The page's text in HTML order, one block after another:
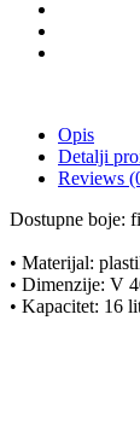
Opis
Detalji
Reviews
Dostupne boje:
• Materijal:
• Dimenzije: V
• Kapacitet: 16